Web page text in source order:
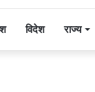
विदेश राज्य